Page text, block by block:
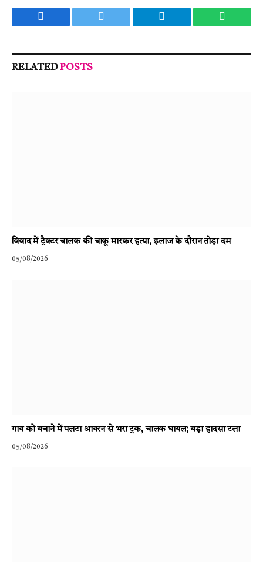
Facebook Twitter Telegram
RELATEDPOSTS
विवाद में ट्रैक्टर चालक की चाकू मारकर हत्या, इलाज के दौरान तोड़ा दम
05/08/2026
गाय को बचाने में पलटा आयरन से भरा ट्रक, चालक घायल; बड़ा हादसा टला
05/08/2026